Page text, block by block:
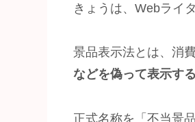
きょうは、Webライ
景品表示法とは、消
などを偽って表示す
正式名称を「不当景